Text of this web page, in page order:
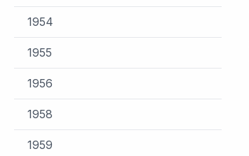
1954
1955
1956
1958
1959